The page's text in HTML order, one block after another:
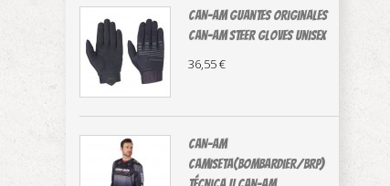
CAN-AM guantes originales
Can-Am Steer Gloves Unisex
36,55 €
CAN-AM
CAMISETA(Bombardier/BRP)